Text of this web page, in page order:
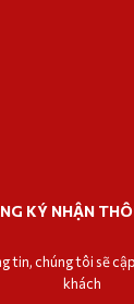
KÝ NHẬN
tin, chúng tôi sẽ
khách